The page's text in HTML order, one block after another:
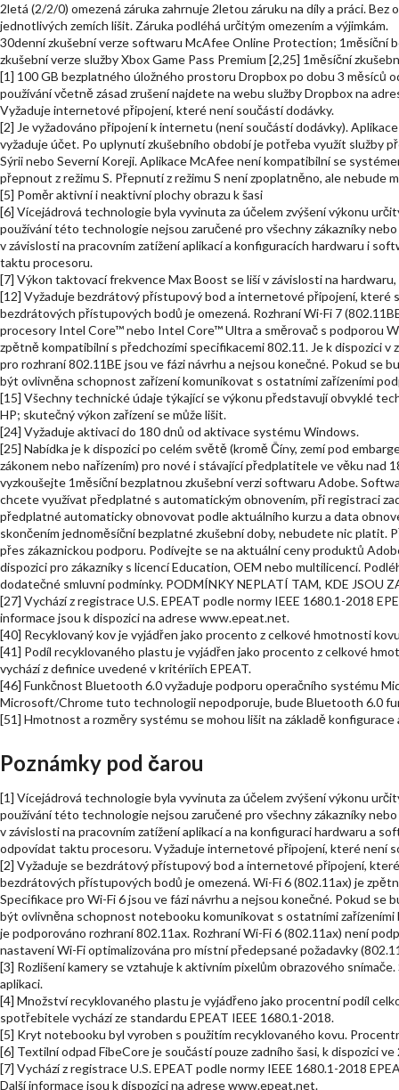
2letá (2/2/0) omezená záruka zahrnuje 2letou záruku na díly a práci. Bez
jednotlivých zemích lišit. Záruka podléhá určitým omezením a výjimkám.
30denní zkušební verze softwaru McAfee Online Protection; 1měsíční
zkušební verze služby Xbox Game Pass Premium [2,25] 1měsíční
[1] 100 GB bezplatného úložného prostoru Dropbox po dobu 3 měsíců
používání včetně zásad zrušení najdete na webu služby Dropbox na
Vyžaduje internetové připojení, které není součástí dodávky.
[2] Je vyžadováno připojení k internetu (není součástí dodávky).
vyžaduje účet. Po uplynutí zkušebního období je potřeba využít služby
Sýrii nebo Severní Koreji. Aplikace McAfee není kompatibilní se
přepnout z režimu S. Přepnutí z režimu S není zpoplatněno, ale nebude
[5] Poměr aktivní i neaktivní plochy obrazu k šasi
[6] Vícejádrová technologie byla vyvinuta za účelem zvýšení výkonu
používání této technologie nejsou zaručené pro všechny zákazníky
v závislosti na pracovním zatížení aplikací a konfiguracích hardwaru i
taktu procesoru.
[7] Výkon taktovací frekvence Max Boost se liší v závislosti na
[12] Vyžaduje bezdrátový přístupový bod a internetové připojení,
bezdrátových přístupových bodů je omezená. Rozhraní Wi-Fi 7
procesory Intel Core™ nebo Intel Core™ Ultra a směrovač s podporou
zpětně kompatibilní s předchozími specifikacemi 802.11. Je k dispozici
pro rozhraní 802.11BE jsou ve fázi návrhu a nejsou konečné. Pokud se
být ovlivněna schopnost zařízení komunikovat s ostatními zařízeními
[15] Všechny technické údaje týkající se výkonu představují obvyklé
HP; skutečný výkon zařízení se může lišit.
[24] Vyžaduje aktivaci do 180 dnů od aktivace systému Windows.
[25] Nabídka je k dispozici po celém světě (kromě Číny, zemí pod
zákonem nebo nařízením) pro nové i stávající předplatitele ve věku nad
vyzkoušejte 1měsíční bezplatnou zkušební verzi softwaru Adobe.
chcete využívat předplatné s automatickým obnovením, při registraci
předplatné automaticky obnovovat podle aktuálního kurzu a data
skončením jednoměsíční bezplatné zkušební doby, nebudete nic platit.
přes zákaznickou podporu. Podívejte se na aktuální ceny produktů
dispozici pro zákazníky s licencí Education, OEM nebo multilicencí.
dodatečné smluvní podmínky. PODMÍNKY NEPLATÍ TAM, KDE JSOU
[27] Vychází z registrace U.S. EPEAT podle normy IEEE 1680.1-2018
informace jsou k dispozici na adrese www.epeat.net.
[40] Recyklovaný kov je vyjádřen jako procento z celkové hmotnosti
[41] Podíl recyklovaného plastu je vyjádřen jako procento z celkové
vychází z definice uvedené v kritériích EPEAT.
[46] Funkčnost Bluetooth 6.0 vyžaduje podporu operačního systému
Microsoft/Chrome tuto technologii nepodporuje, bude Bluetooth 6.0
[51] Hmotnost a rozměry systému se mohou lišit na základě konfigurace
Poznámky pod čarou
[1] Vícejádrová technologie byla vyvinuta za účelem zvýšení výkonu
používání této technologie nejsou zaručené pro všechny zákazníky
v závislosti na pracovním zatížení aplikací a na konfiguraci hardwaru a
odpovídat taktu procesoru. Vyžaduje internetové připojení, které není
[2] Vyžaduje se bezdrátový přístupový bod a internetové připojení,
bezdrátových přístupových bodů je omezená. Wi-Fi 6 (802.11ax) je
Specifikace pro Wi-Fi 6 jsou ve fázi návrhu a nejsou konečné. Pokud se
být ovlivněna schopnost notebooku komunikovat s ostatními zařízeními
je podporováno rozhraní 802.11ax. Rozhraní Wi-Fi 6 (802.11ax) není
nastavení Wi-Fi optimalizována pro místní předepsané požadavky
[3] Rozlišení kamery se vztahuje k aktivním pixelům obrazového
aplikaci.
[4] Množství recyklovaného plastu je vyjádřeno jako procentní podíl
spotřebitele vychází ze standardu EPEAT IEEE 1680.1-2018.
[5] Kryt notebooku byl vyroben s použitím recyklovaného kovu.
[6] Textilní odpad FibeCore je součástí pouze zadního šasi, k dispozici ve
[7] Vychází z registrace U.S. EPEAT podle normy IEEE 1680.1-2018
Další informace jsou k dispozici na adrese www.epeat.net.